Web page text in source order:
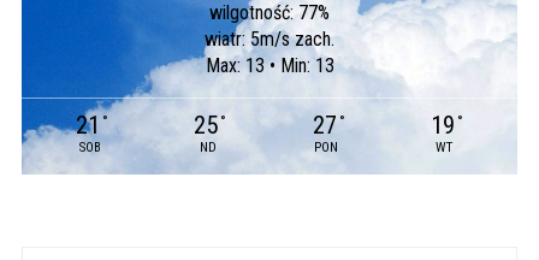
wilgotność: 77%
wiatr: 5m/s zach.
Max: 13 • Min: 13
21 °
SOB
25 °
ND
27 °
PON
19 °
WT